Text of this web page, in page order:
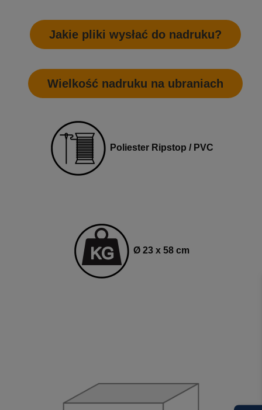
Jakie pliki wysłać do nadruku?
Wielkość nadruku na ubraniach
Poliester Ripstop / PVC
Ø 23 x 58 cm